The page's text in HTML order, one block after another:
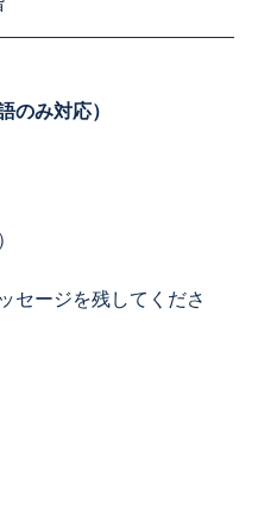
のみ対応）
セージを残してくださ